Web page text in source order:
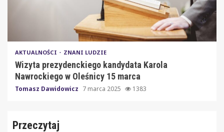
AKTUALNOŚCI ZNANI LUDZIE
Wizyta prezydenckiego kandydata Karola
Nawrockiego w Oleśnicy 15 marca
Tomasz Dawidowicz 7 marca 2025 1383
Przeczytaj